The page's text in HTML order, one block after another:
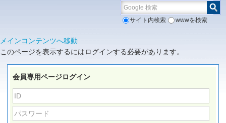
Google 検索
サイト内検索 wwwを検索
メインコンテンツへ移動
このページを表示するにはログインする必要があります。
会員専用ページログイン